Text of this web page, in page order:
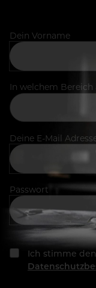
Dein Vorname
In welchem
Deine E-Mail
Passwort
Ich stimme den